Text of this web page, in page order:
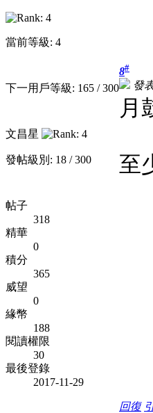
當前等級: 4
下一用戶等級: 165 / 300
文昌星
發帖級別: 18 / 300
帖子
318
精華
0
積分
365
威望
0
緣幣
188
閱讀權限
30
最後登錄
2017-11-29
8#
發
月
至
回復